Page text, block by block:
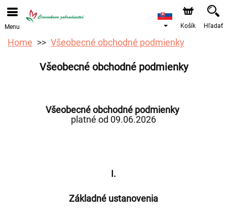
Objednávky prijímame prostredníctvom nášho e-shopu.
Najskorší možný termín doručenia je od 12.8.2026 z
Menu Košík Hľadať
Home Všeobecné obchodné podmienky
Všeobecné obchodné podmienky
Všeobecné obchodné podmienky
platné od 09.06.2026
I.
Základné ustanovenia